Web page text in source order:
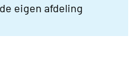
eigen afdeling